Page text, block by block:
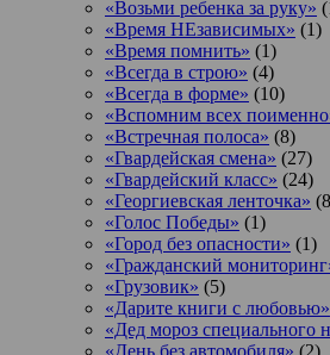
«Возьми ребенка за руку»
«Время НЕзависимых» (1)
«Время помнить» (1)
«Всегда в строю» (4)
«Всегда в форме» (10)
«Вспомним всех
«Встречная полоса» (8)
«Гвардейская смена» (27)
«Гвардейский класс» (24)
«Георгиевская ленточка»
«Голос Победы» (1)
«Город без опасности» (1)
«Гражданский
«Грузовик» (5)
«Дарите книги с любовью»
«Дед мороз специального
«День без автомобиля» (2)